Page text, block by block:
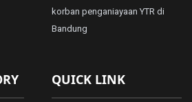
korban penganiayaan YTR di
Bandung
QUICK LINK